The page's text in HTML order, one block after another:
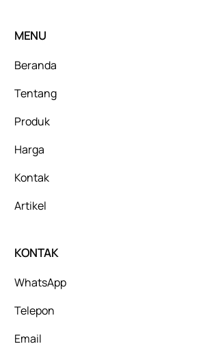
MENU
Beranda
Tentang
Produk
Harga
Kontak
Artikel
KONTAK
WhatsApp
Telepon
Email